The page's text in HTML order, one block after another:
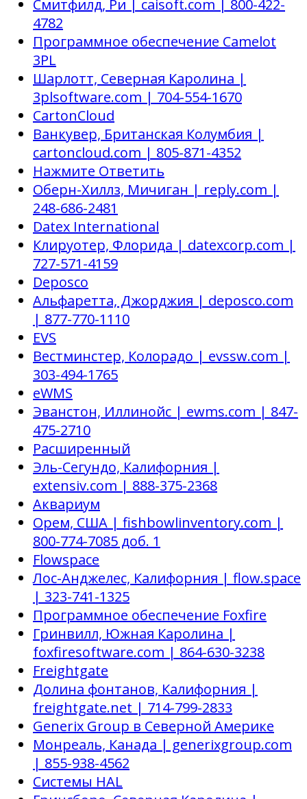
Смитфилд, Ри | caisoft.com | 800-422-
4782
Программное обеспечение Camelot
3PL
Шарлотт, Северная Каролина |
3plsoftware.com | 704-554-1670
CartonCloud
Ванкувер, Британская Колумбия |
cartoncloud.com | 805-871-4352
Нажмите Ответить
Оберн-Хиллз, Мичиган | reply.com |
248-686-2481
Datex International
Клируотер, Флорида | datexcorp.com |
727-571-4159
Deposco
Альфаретта, Джорджия | deposco.com
| 877-770-1110
EVS
Вестминстер, Колорадо | evssw.com |
303-494-1765
eWMS
Эванстон, Иллинойс | ewms.com | 847-
475-2710
Расширенный
Эль-Сегундо, Калифорния |
extensiv.com | 888-375-2368
Аквариум
Орем, США | fishbowlinventory.com |
800-774-7085 доб. 1
Flowspace
Лос-Анджелес, Калифорния | flow.space
| 323-741-1325
Программное обеспечение Foxfire
Гринвилл, Южная Каролина |
foxfiresoftware.com | 864-630-3238
Freightgate
Долина фонтанов, Калифорния |
freightgate.net | 714-799-2833
Generix Group в Северной Америке
Монреаль, Канада | generixgroup.com
| 855-938-4562
Системы HAL